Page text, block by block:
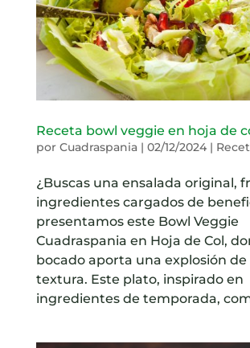
Receta bowl veggie en hoja de
por Cuadraspania| 02/12/2024|
¿Buscas una ensalada original,
ingredientes cargados de
presentamos este Bowl Veggie
Cuadraspania en Hoja de Col,
bocado aporta una explosión de
textura. Este plato, inspirado en
ingredientes de temporada,